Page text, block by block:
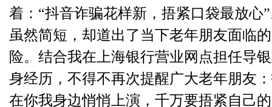
着：“抖音诈骗花样新，捂紧口袋最放心
虽然简短，却道出了当下老年朋友面临
险。结合我在上海银行营业网点担任导
身经历，不得不再次提醒广大老年朋友
在你我身边悄悄上演，千万要捂紧自己